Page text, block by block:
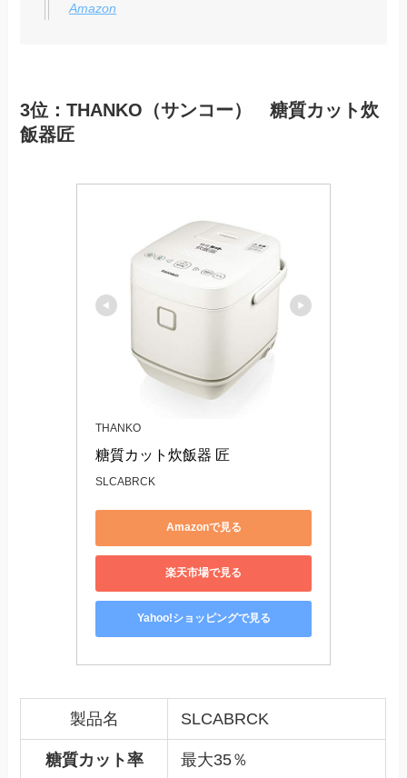
Amazon
3位：THANKO（サンコー） 糖質カット炊
飯器匠
THANKO
糖質カット炊飯器 匠
SLCABRCK
Amazonで見る
楽天市場で見る
Yahoo!ショッピングで見る
製品名 SLCABRCK
糖質カット率 最大35％